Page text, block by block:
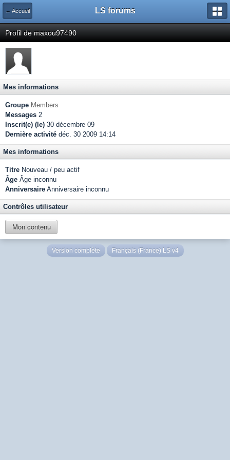
← Accueil LS forums
Profil de maxou97490
Mes informations
Groupe Members
Messages 2
Inscrit(e) (le) 30-décembre 09
Dernière activité déc. 30 2009 14:14
Mes informations
Titre Nouveau / peu actif
Âge Âge inconnu
Anniversaire Anniversaire inconnu
Contrôles utilisateur
Mon contenu
Version complète Français (France) LS v4